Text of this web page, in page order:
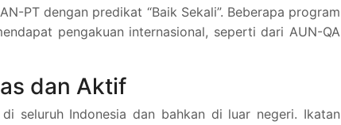
PT dengan predikat “Baik Sekali”. Beberapa program
pengakuan internasional, seperti dari AUN-QA
dan Aktif
seluruh Indonesia dan bahkan di luar negeri. Ikatan